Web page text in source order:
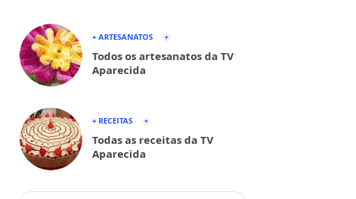
+ ARTESANATOS
Todos os artesanatos da TV
Aparecida
+ RECEITAS
Todas as receitas da TV
Aparecida